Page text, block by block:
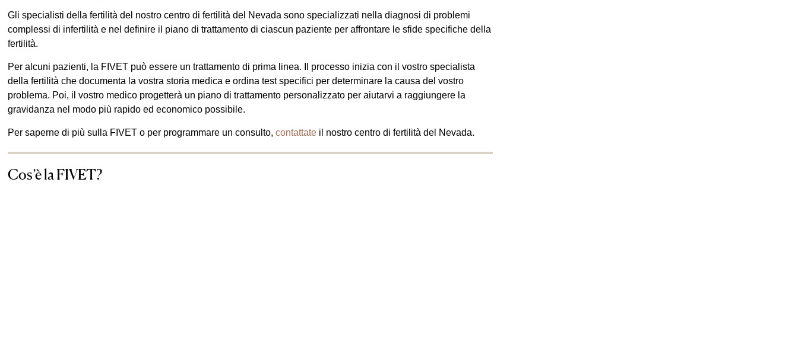
Gli specialisti della fertilità del nostro centro di fertilità del Nevada sono specializzati nella diagnosi di problemi
complessi di infertilità e nel definire il piano di trattamento di ciascun paziente per affrontare le sfide specifiche della
fertilità.
Per alcuni pazienti, la FIVET può essere un trattamento di prima linea. Il processo inizia con il vostro specialista
della fertilità che documenta la vostra storia medica e ordina test specifici per determinare la causa del vostro
problema. Poi, il vostro medico progetterà un piano di trattamento personalizzato per aiutarvi a raggiungere la
gravidanza nel modo più rapido ed economico possibile.
Per saperne di più sulla FIVET o per programmare un consulto,contattate il nostro centro di fertilità del Nevada.
Cos’è la FIVET?